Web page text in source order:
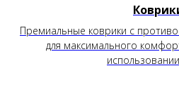
Премиальные коврики с
для максимального